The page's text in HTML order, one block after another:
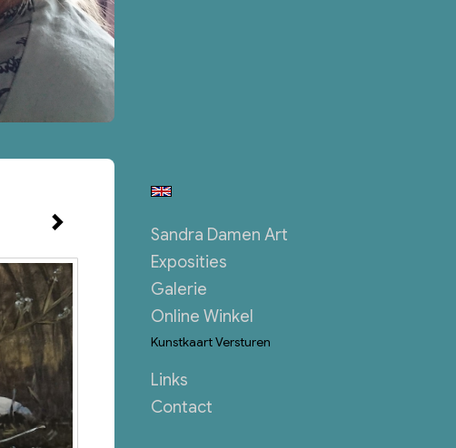
Sandra Damen Art
Exposities
Galerie
Online Winkel
Kunstkaart Versturen
Links
Contact